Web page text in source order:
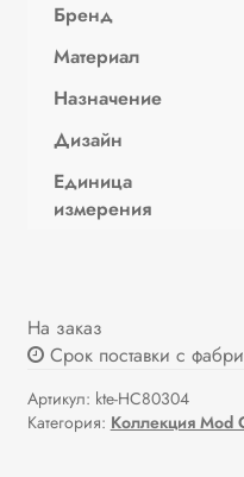
На заказ
Срок поставки с
Артикул: kte-HC80304
Категория: Коллекция Mod
Бренд
Материал
Назначение
Дизайн
Единица
измерения